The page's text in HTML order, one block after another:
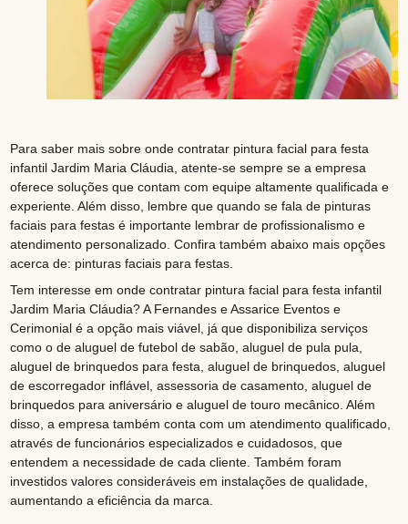
Para saber mais sobre onde contratar pintura facial para festa
infantil Jardim Maria Cláudia, atente-se sempre se a empresa
oferece soluções que contam com equipe altamente qualificada e
experiente. Além disso, lembre que quando se fala de pinturas
faciais para festas é importante lembrar de profissionalismo e
atendimento personalizado. Confira também abaixo mais opções
acerca de: pinturas faciais para festas.
Tem interesse em onde contratar pintura facial para festa infantil
Jardim Maria Cláudia? A Fernandes e Assarice Eventos e
Cerimonial é a opção mais viável, já que disponibiliza serviços
como o de aluguel de futebol de sabão, aluguel de pula pula,
aluguel de brinquedos para festa, aluguel de brinquedos, aluguel
de escorregador inflável, assessoria de casamento, aluguel de
brinquedos para aniversário e aluguel de touro mecânico. Além
disso, a empresa também conta com um atendimento qualificado,
através de funcionários especializados e cuidadosos, que
entendem a necessidade de cada cliente. Também foram
investidos valores consideráveis em instalações de qualidade,
aumentando a eficiência da marca.